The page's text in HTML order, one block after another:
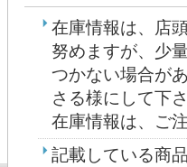
在庫情報は、店
努めますが、少
つかない場合が
さる様にして下
在庫情報は、ご
記載している商